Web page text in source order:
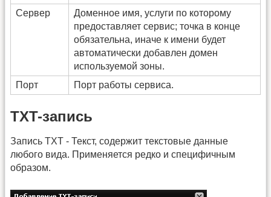
Сервер
Доменное имя, услуги по которому
предоставляет сервис; точка в конце
обязательна, иначе к имени будет
автоматически добавлен домен
используемой зоны.
Порт
Порт работы сервиса.
TXT-запись
Запись TXT - Текст, содержит текстовые данные
любого вида. Применяется редко и специфичным
образом.